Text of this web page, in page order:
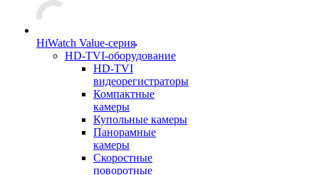
HiWatch Value-серия
HD-TVI-оборудование
HD-TVI
видеорегистраторы
Компактные
камеры
Купольные камеры
Панорамные
камеры
Скоростные
поворотные